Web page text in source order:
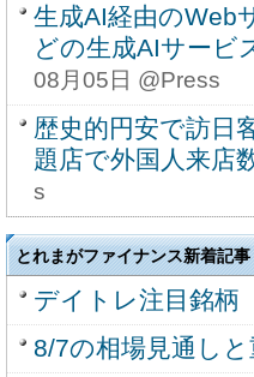
生成AI経由のWeb
どの生成AIサービ
08月05日 @Press
歴史的円安で訪日
題店で外国人来店
s
とれまがファイナンス新着記事
デイトレ注目銘柄
8/7の相場見通し